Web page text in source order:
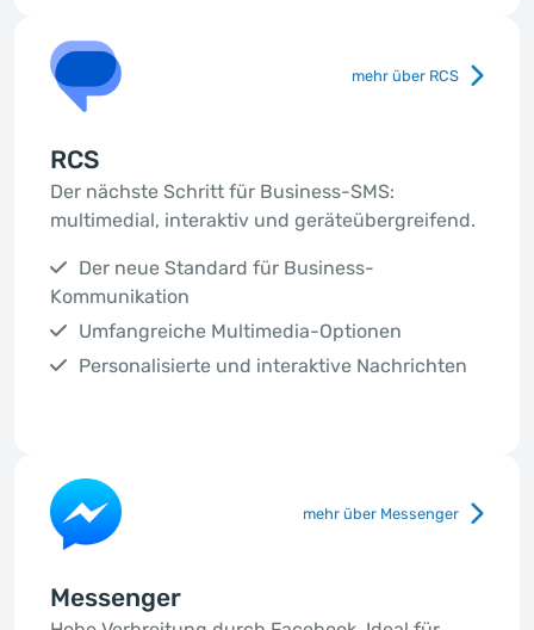
mehr über RCS
RCS
Der nächste Schritt für Business-SMS:
multimedial, interaktiv und geräteübergreifend.
Der neue Standard für Business-
Kommunikation
Umfangreiche Multimedia-Optionen
Personalisierte und interaktive Nachrichten
mehr über Messenger
Messenger